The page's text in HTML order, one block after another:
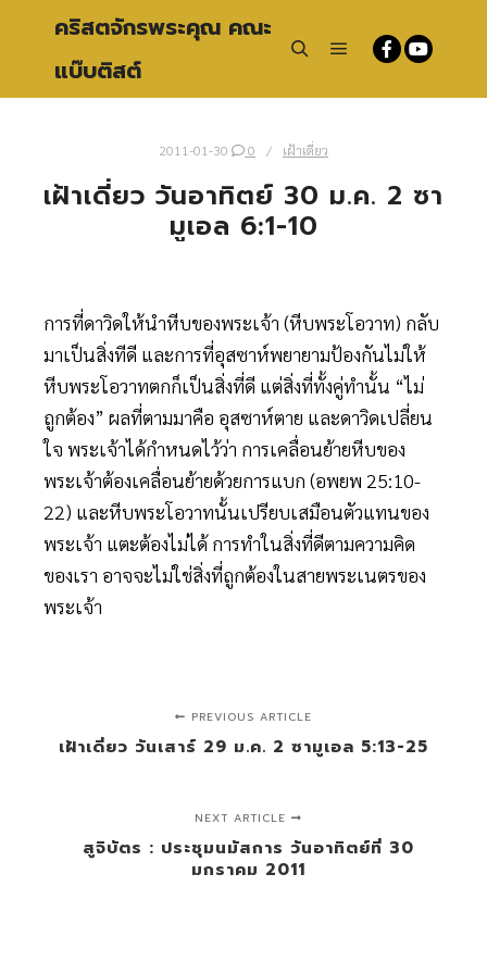
คริสตจักรพระคุณ คณะ
แบ๊บติสต์
2011-01-30 0 เฝ้าเดี่ยว
เฝ้าเดี่ยว วันอาทิตย์ 30 ม.ค. 2 ซา
มูเอล 6:1-10
การที่ดาวิดให้นำหีบของพระเจ้า (หีบพระโอวาท) กลับ
มาเป็นสิ่งทีดี และการที่อุสซาห์พยายามป้องกันไม่ให้
หีบพระโอวาทตกก็เป็นสิ่งที่ดี แต่สิ่งที่ทั้งคู่ทำนั้น “ไม่
ถูกต้อง” ผลที่ตามมาคือ อุสซาห์ตาย และดาวิดเปลี่ยน
ใจ พระเจ้าได้กำหนดไว้ว่า การเคลื่อนย้ายหีบของ
พระเจ้าต้องเคลื่อนย้ายด้วยการแบก (อพยพ 25:10-
22) และหีบพระโอวาทนั้นเปรียบเสมือนตัวแทนของ
พระเจ้า แตะต้องไม่ได้ การทำในสิ่งที่ดีตามความคิด
ของเรา อาจจะไม่ใช่สิ่งที่ถูกต้องในสายพระเนตรของ
พระเจ้า
PREVIOUS ARTICLE
เฝ้าเดี่ยว วันเสาร์ 29 ม.ค. 2 ซามูเอล 5:13-25
NEXT ARTICLE
สูจิบัตร : ประชุมนมัสการ วันอาทิตย์ที่ 30
มกราคม 2011